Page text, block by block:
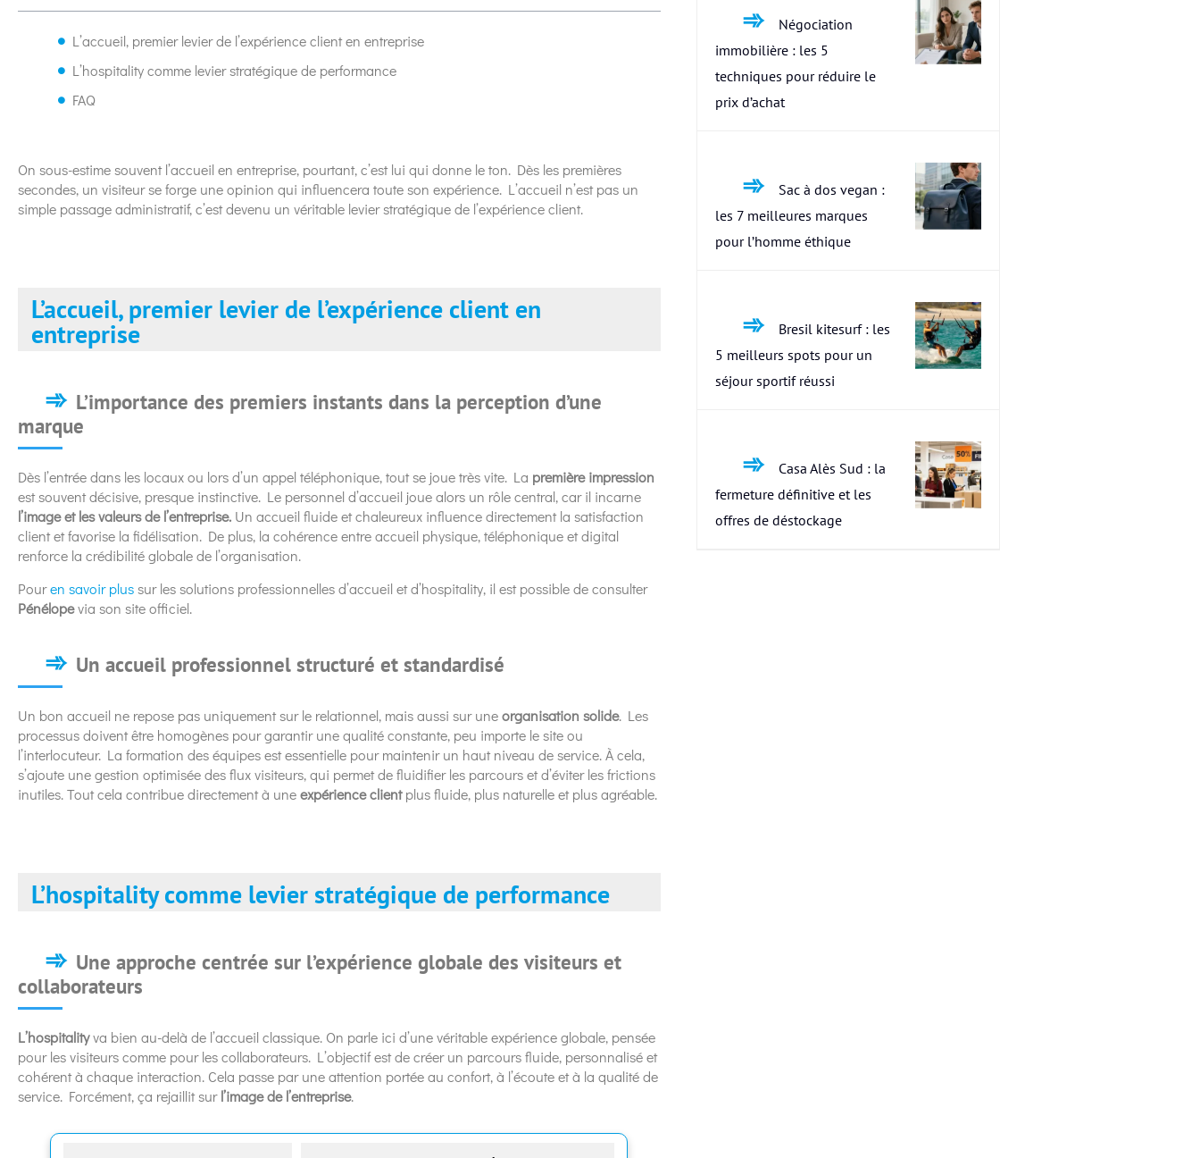
L’accueil, premier levier de l’expérience client en entreprise
L’hospitality comme levier stratégique de performance
FAQ
On sous-estime souvent l’accueil en entreprise, pourtant, c’est lui qui donne le ton. Dès les premières
secondes, un visiteur se forge une opinion qui influencera toute son expérience. L’accueil n’est pas un
simple passage administratif, c’est devenu un véritable levier stratégique de l’expérience client.
L’accueil, premier levier de l’expérience client en
entreprise
L’importance des premiers instants dans la perception d’une
marque
Dès l’entrée dans les locaux ou lors d’un appel téléphonique, tout se joue très vite. La première impression
est souvent décisive, presque instinctive. Le personnel d’accueil joue alors un rôle central, car il incarne
l’image et les valeurs de l’entreprise. Un accueil fluide et chaleureux influence directement la satisfaction
client et favorise la fidélisation. De plus, la cohérence entre accueil physique, téléphonique et digital
renforce la crédibilité globale de l’organisation.
Pouren savoir plussur les solutions professionnelles d’accueil et d’hospitality, il est possible de consulter
Pénélopevia son site officiel.
Un accueil professionnel structuré et standardisé
Un bon accueil ne repose pas uniquement sur le relationnel, mais aussi sur uneorganisation solide. Les
processus doivent être homogènes pour garantir une qualité constante, peu importe le site ou
l’interlocuteur. La formation des équipes est essentielle pour maintenir un haut niveau de service. À cela,
s’ajoute une gestion optimisée des flux visiteurs, qui permet de fluidifier les parcours et d’éviter les frictions
inutiles. Tout cela contribue directement à uneexpérience clientplus fluide, plus naturelle et plus agréable.
L’hospitality comme levier stratégique de performance
Une approche centrée sur l’expérience globale des visiteurs et
collaborateurs
L’hospitalityva bien au-delà de l’accueil classique. On parle ici d’une véritable expérience globale, pensée
pour les visiteurs comme pour les collaborateurs. L’objectif est de créer un parcours fluide, personnalisé et
cohérent à chaque interaction. Cela passe par une attention portée au confort, à l’écoute et à la qualité de
service. Forcément, ça rejaillit surl’image de l’entreprise.
Négociation
immobilière : les 5
techniques pour réduire le
prix d’achat
Sac à dos vegan :
les 7 meilleures marques
pour l’homme éthique
Bresil kitesurf : les
5 meilleurs spots pour un
séjour sportif réussi
Casa Alès Sud : la
fermeture définitive et les
offres de déstockage